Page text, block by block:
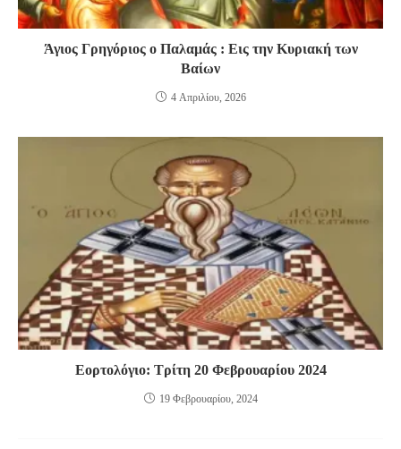
Άγιος Γρηγόριος ο Παλαμάς : Εις την Κυριακή των
Βαίων
4 Απριλίου, 2026
Εορτολόγιο: Τρίτη 20 Φεβρουαρίου 2024
19 Φεβρουαρίου, 2024